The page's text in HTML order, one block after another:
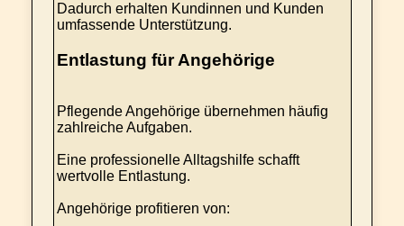
Dadurch erhalten Kundinnen und Kunden
umfassende Unterstützung.
Entlastung für Angehörige
Pflegende Angehörige übernehmen häufig
zahlreiche Aufgaben.
Eine professionelle Alltagshilfe schafft
wertvolle Entlastung.
Angehörige profitieren von: